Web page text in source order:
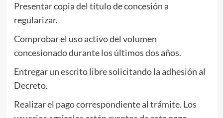
Presentar copia del título de concesión a
regularizar.
Comprobar el uso activo del volumen
concesionado durante los últimos dos años.
Entregar un escrito libre solicitando la adhesión al
Decreto.
Realizar el pago correspondiente al trámite. Los